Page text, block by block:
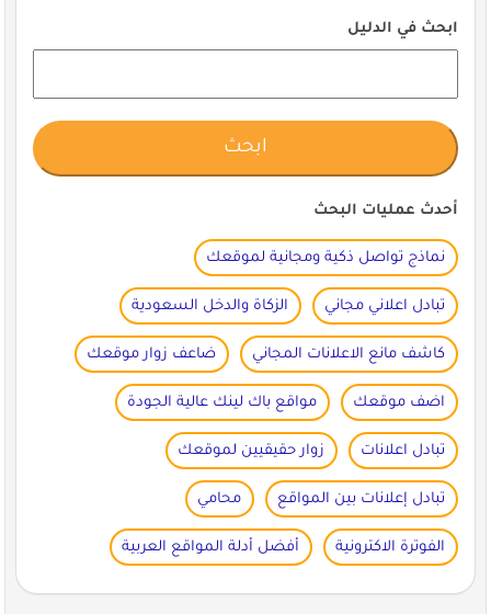
ابحث في الدليل
أحدث عمليات البحث
نماذج تواصل ذكية ومجانية لموقعك
تبادل اعلاني مجاني الزكاة والدخل السعودية
كاشف مانع الاعلانات المجاني ضاعف زوار موقعك
اضف موقعك مواقع باك لينك عالية الجودة
تبادل اعلانات زوار حقيقيين لموقعك
تبادل إعلانات بين المواقع محامي
الفوترة الاكترونية أفضل أدلة المواقع العربية